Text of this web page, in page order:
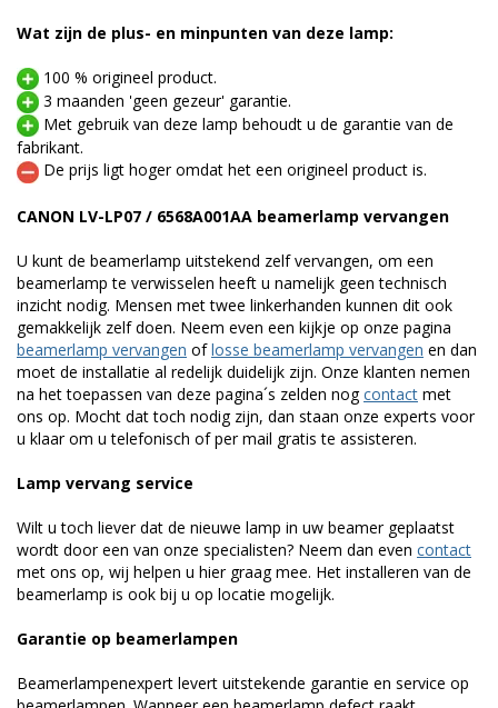
Wat zijn de plus- en minpunten van deze lamp:
100 % origineel product.
3 maanden 'geen gezeur' garantie.
Met gebruik van deze lamp behoudt u de garantie van de
fabrikant.
De prijs ligt hoger omdat het een origineel product is.
CANON LV-LP07 / 6568A001AA beamerlamp vervangen
U kunt de beamerlamp uitstekend zelf vervangen, om een
beamerlamp te verwisselen heeft u namelijk geen technisch
inzicht nodig. Mensen met twee linkerhanden kunnen dit ook
gemakkelijk zelf doen. Neem even een kijkje op onze pagina
beamerlamp vervangen oflosse beamerlamp vervangen en dan
moet de installatie al redelijk duidelijk zijn. Onze klanten nemen
na het toepassen van deze pagina´s zelden nogcontact met
ons op. Mocht dat toch nodig zijn, dan staan onze experts voor
u klaar om u telefonisch of per mail gratis te assisteren.
Lamp vervang service
Wilt u toch liever dat de nieuwe lamp in uw beamer geplaatst
wordt door een van onze specialisten? Neem dan even contact
met ons op, wij helpen u hier graag mee. Het installeren van de
beamerlamp is ook bij u op locatie mogelijk.
Garantie op beamerlampen
Beamerlampenexpert levert uitstekende garantie en service op